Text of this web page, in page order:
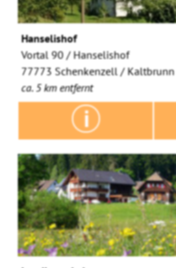
Hanselishof
Vortal 90 / Hanselishof
77773 Schenkenzell / Kaltbrunn
ca. 5 km entfernt